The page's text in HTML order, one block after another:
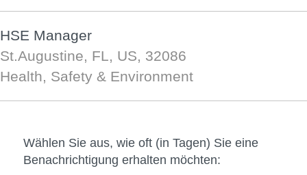
HSE Manager
St.Augustine, FL, US, 32086
Health, Safety & Environment
Wählen Sie aus, wie oft (in Tagen) Sie eine
Benachrichtigung erhalten möchten: